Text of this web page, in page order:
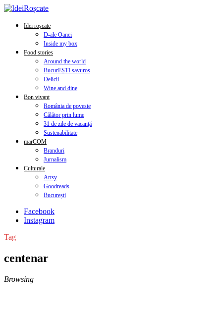
Idei roșcate
D-ale Oanei
Inside my box
Food stories
Around the world
BucurEȘTI savuros
Delicii
Wine and dine
Bon vivant
România de poveste
Călător prin lume
31 de zile de vacanță
Sustenabilitate
marCOM
Branduri
Jurnalism
Culturale
Artsy
Goodreads
București
Facebook
Instagram
Tag
centenar
Browsing